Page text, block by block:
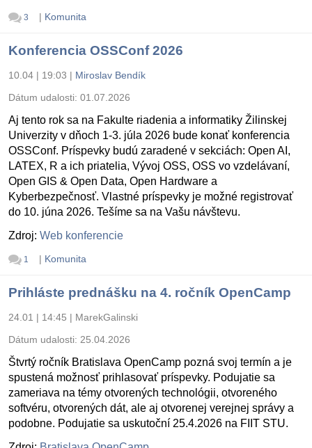
3 | Komunita
Konferencia OSSConf 2026
10.04 | 19:03 | Miroslav Bendík
Dátum udalosti: 01.07.2026
Aj tento rok sa na Fakulte riadenia a informatiky Žilinskej
Univerzity v dňoch 1-3. júla 2026 bude konať konferencia
OSSConf. Príspevky budú zaradené v sekciách: Open AI,
LATEX, R a ich priatelia, Vývoj OSS, OSS vo vzdelávaní,
Open GIS & Open Data, Open Hardware a
Kyberbezpečnosť. Vlastné príspevky je možné registrovať
do 10. júna 2026. Tešíme sa na Vašu návštevu.
Zdroj: Web konferencie
1 | Komunita
Prihláste prednášku na 4. ročník OpenCamp
24.01 | 14:45 | MarekGalinski
Dátum udalosti: 25.04.2026
Štvrtý ročník Bratislava OpenCamp pozná svoj termín a je
spustená možnosť prihlasovať príspevky. Podujatie sa
zameriava na témy otvorených technológii, otvoreného
softvéru, otvorených dát, ale aj otvorenej verejnej správy a
podobne. Podujatie sa uskutoční 25.4.2026 na FIIT STU.